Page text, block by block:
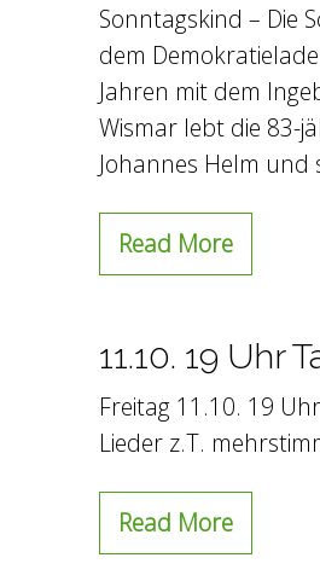
Sonntagskind – Die
dem
Jahren mit dem
Wismar lebt die 83-
Johannes Helm und
Read More
11.10. 19 Uhr
Freitag 11.10. 19
Lieder z.T.
Read More